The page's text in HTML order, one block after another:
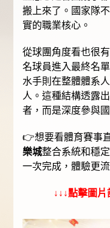
搬上來了。國家隊
實的職業核心。
從球團角度看也很
名球員進入最終名
水手則在整體體系
人。這種結構透露
者，而是深度參與
👉想要看體育賽事
樂城整合系統和穩
一次完成，體驗更流
↓↓↓點擊圖